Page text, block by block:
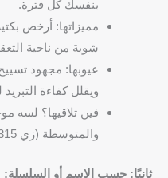
بنفسك كل فترة.
مميزاتها: أرخص
شوية من ناحية
عيوبها: مجهود
ويقلل كفاءة
فين تلاقيها؟ لسه
والمتوسطة (زي 315، 320 لتر).
ثانيًا: حسب الاسم أو السلسلة: